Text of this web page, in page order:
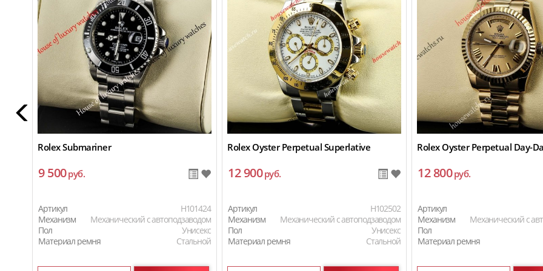
Rolex Submariner
9 500руб.
Артикул
H101424
Механизм
Механический с автоподзаводом
Пол
Унисекс
Материал ремня
Стальной
Rolex Oyster Perpetual Superlative
12 900руб.
Артикул
H102502
Механизм
Механический с автоподзаводом
Пол
Унисекс
Материал ремня
Стальной
Rolex Oyster Perpetual Day-
12 800руб.
Артикул
Механизм
Механический с
Пол
Материал ремня